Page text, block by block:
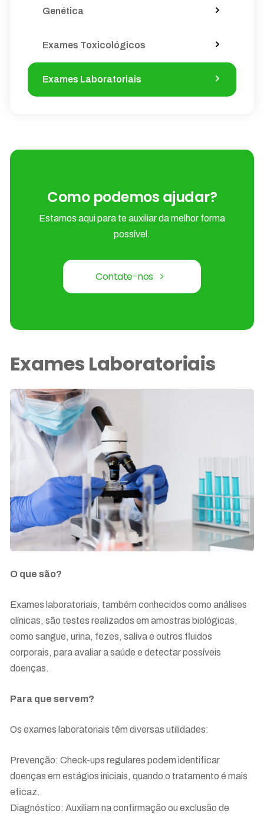
Genética
Exames Toxicológicos
Exames Laboratoriais
Como podemos ajudar?
Estamos aqui para te auxiliar da melhor forma
possível.
Contate-nos
Exames Laboratoriais
O que são?
Exames laboratoriais, também conhecidos como análises
clínicas, são testes realizados em amostras biológicas,
como sangue, urina, fezes, saliva e outros fluidos
corporais, para avaliar a saúde e detectar possíveis
doenças.
Para que servem?
Os exames laboratoriais têm diversas utilidades:
Prevenção: Check-ups regulares podem identificar
doenças em estágios iniciais, quando o tratamento é mais
eficaz.
Diagnóstico: Auxiliam na confirmação ou exclusão de